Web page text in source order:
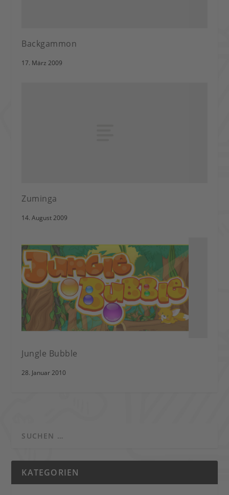
Backgammon
17. März 2009
Zuminga
14. August 2009
Jungle Bubble
28. Januar 2010
KATEGORIEN